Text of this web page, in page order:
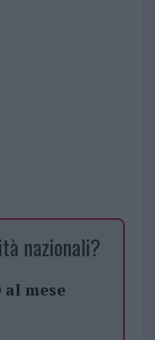
nazionali?
al mese